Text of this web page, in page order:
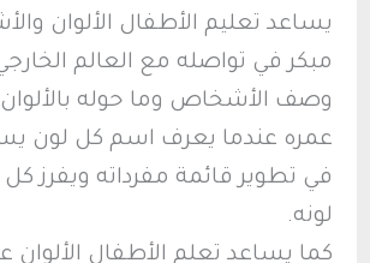
يساعد تعليم الأطفال الألوان
مبكر في تواصله مع العالم
وصف الأشخاص وما حوله
عمره عندما يعرف اسم كل لون
في تطوير قائمة مفرداته
لونه.
كما يساعد تعلم الأطفال الألوان